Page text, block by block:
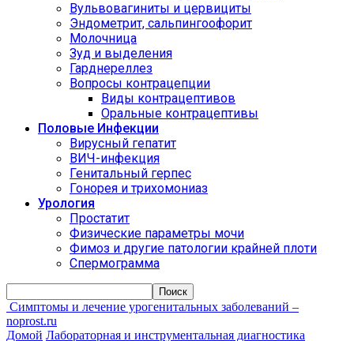
Вульвовагиниты и цервициты
Эндометрит, сальпингоофорит
Молочница
Зуд и выделения
Гарднереллез
Вопросы контрацепции
Виды контрацептивов
Оральные контрацептивы
Половые Инфекции
Вирусный гепатит
ВИЧ-инфекция
Генитальный герпес
Гонорея и трихомониаз
Урология
Простатит
Физические параметры мочи
Фимоз и другие патологии крайней плоти
Спермограмма
Симптомы и лечение урогенитальных заболеваний –
noprost.ru
Домой Лабораторная и инструментальная диагностика